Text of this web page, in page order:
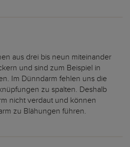
aus drei bis neun miteinander
und sind zum Beispiel in
Im Dünndarm fehlen uns die
zu spalten. Deshalb
nicht verdaut und können
zu Blähungen führen.